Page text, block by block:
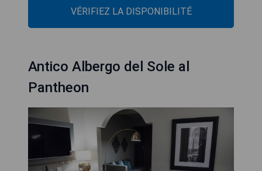
VÉRIFIEZ LA DISPONIBILITÉ
Antico Albergo del Sole al
Pantheon